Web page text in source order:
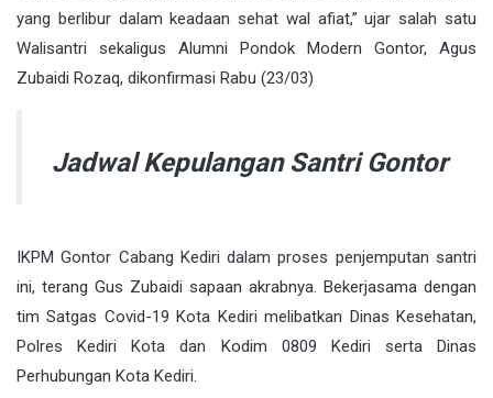
yang berlibur dalam keadaan sehat wal afiat,” ujar salah satu
Walisantri sekaligus Alumni Pondok Modern Gontor, Agus
Zubaidi Rozaq, dikonfirmasi Rabu (23/03)
Jadwal Kepulangan Santri Gontor
IKPM Gontor Cabang Kediri dalam proses penjemputan santri
ini, terang Gus Zubaidi sapaan akrabnya. Bekerjasama dengan
tim Satgas Covid-19 Kota Kediri melibatkan Dinas Kesehatan,
Polres Kediri Kota dan Kodim 0809 Kediri serta Dinas
Perhubungan Kota Kediri.